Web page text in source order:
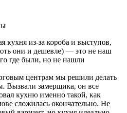
кухня из-за короба и выступов,
они и дешевле) — это не наш
где были, но не нашли
центрам мы решили делать
Вызвали замерщика, он все
кухню именно такой, как
сложилась окончательно. Не